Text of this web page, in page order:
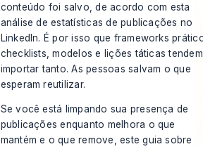
conteúdo foi salvo, de acordo com esta
análise de estatísticas de publicações no
LinkedIn. É por isso que frameworks
checklists, modelos e lições táticas
importar tanto. As pessoas salvam o que
esperam reutilizar.
Se você está limpando sua presença de
publicações enquanto melhora o que
mantém e o que remove, este guia sobre